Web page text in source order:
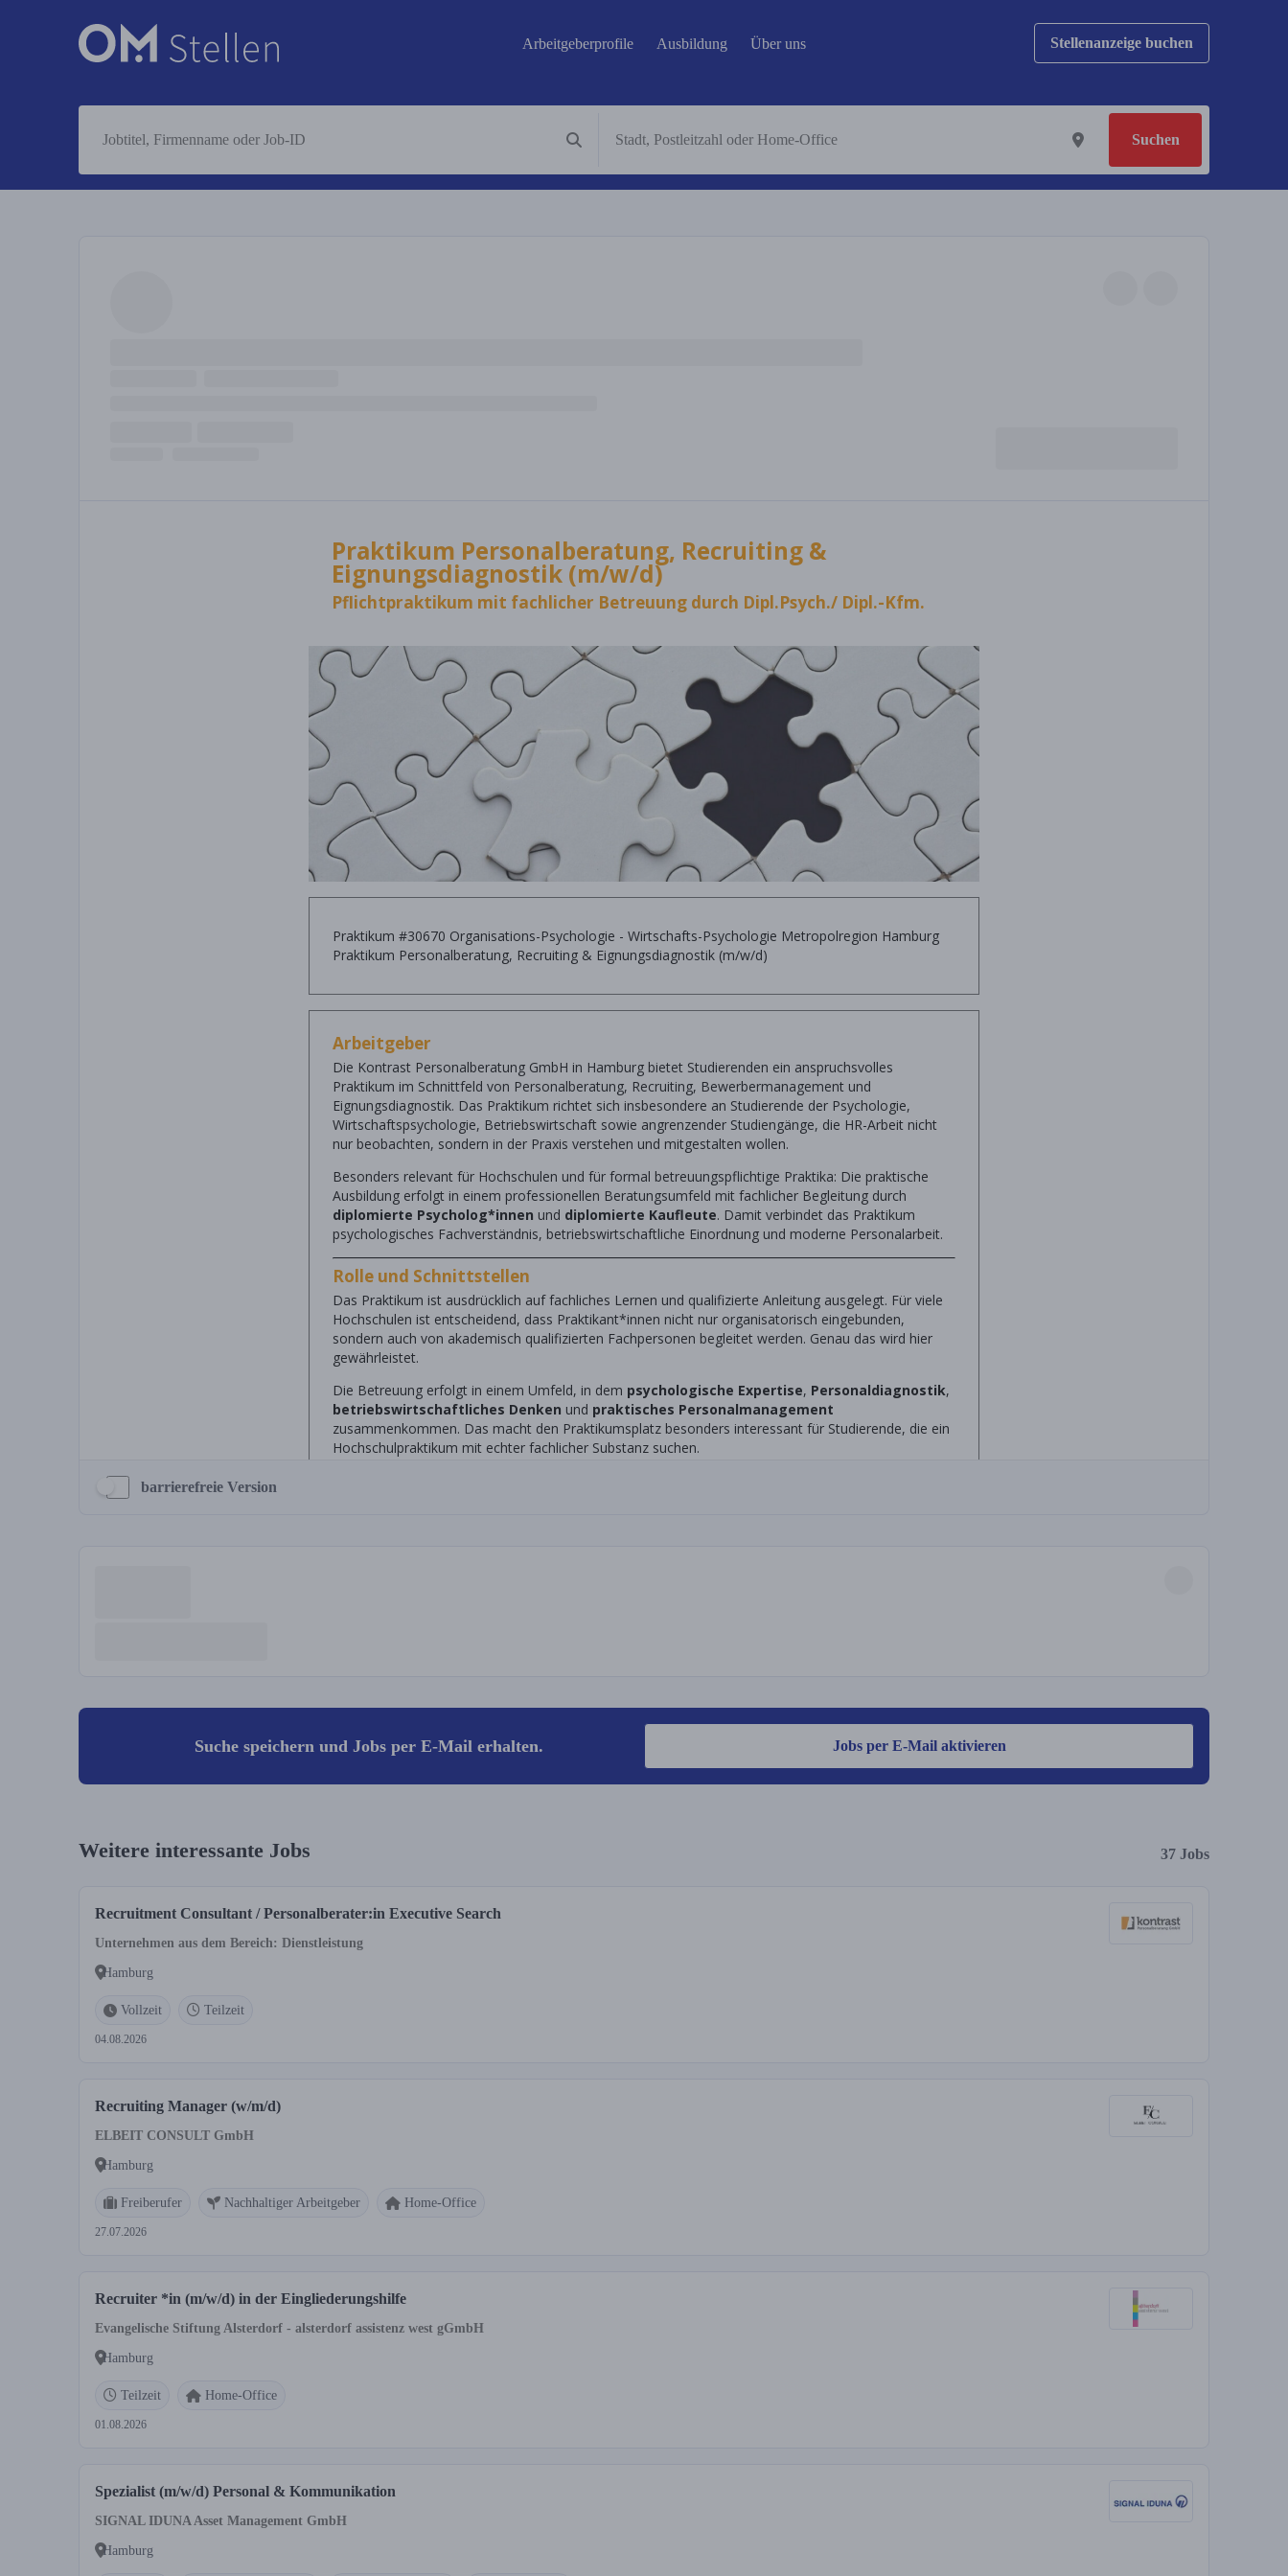
Arbeitgeberprofile Ausbildung Über uns Stellenanzeige buchen
Suchen
barrierefreie Version
Suche speichern und Jobs per E-Mail erhalten. Jobs per E-Mail aktivieren
Weitere interessante Jobs 37 Jobs
Recruitment Consultant / Personalberater:in Executive Search
Unternehmen aus dem Bereich: Dienstleistung
Hamburg
Vollzeit Teilzeit
04.08.2026
Recruiting Manager (w/m/d)
ELBEIT CONSULT GmbH
Hamburg
Freiberufer Nachhaltiger Arbeitgeber Home-Office
27.07.2026
Recruiter *in (m/w/d) in der Eingliederungshilfe
Evangelische Stiftung Alsterdorf - alsterdorf assistenz west gGmbH
Hamburg
Teilzeit Home-Office
01.08.2026
Spezialist (m/w/d) Personal & Kommunikation
SIGNAL IDUNA Asset Management GmbH
Hamburg